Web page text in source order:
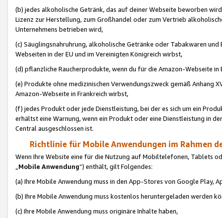
(b) jedes alkoholische Getränk, das auf deiner Webseite beworben
Lizenz zur Herstellung, zum Großhandel oder zum Vertrieb
Unternehmens betrieben wird,
(c) Säuglingsnahruhrung, alkoholische Getränke oder Tabakwaren
Webseiten in der EU und im Vereinigten Königreich wirbst,
(d) pflanzliche Raucherprodukte, wenn du für die Amazon-Webseite in
(e) Produkte ohne medizinischen Verwendungszweck gemäß Anhang
Amazon-Webseite in Frankreich wirbst,
(f) jedes Produkt oder jede Dienstleistung, bei der es sich um ein
erhältst eine Warnung, wenn ein Produkt oder eine Dienstleistung in
Central ausgeschlossen ist.
Richtlinie für Mobile Anwendungen im Rahmen
Wenn Ihre Website eine für die Nutzung auf Mobiltelefonen, Tablets
„Mobile Anwendung“) enthält, gilt Folgendes:
(a) Ihre Mobile Anwendung muss in den App-Stores von Google Play,
(b) Ihre Mobile Anwendung muss kostenlos heruntergeladen werden
(c) Ihre Mobile Anwendung muss originäre Inhalte haben,